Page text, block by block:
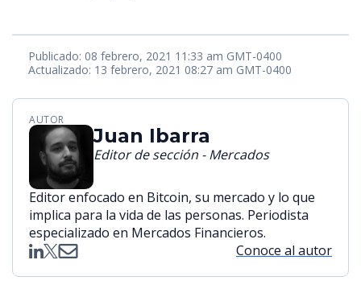
Publicado: 08 febrero, 2021 11:33 am GMT-0400
Actualizado: 13 febrero, 2021 08:27 am GMT-0400
AUTOR
Juan Ibarra
Editor de sección - Mercados
Editor enfocado en Bitcoin, su mercado y lo que
implica para la vida de las personas. Periodista
especializado en Mercados Financieros.
Conoce al autor